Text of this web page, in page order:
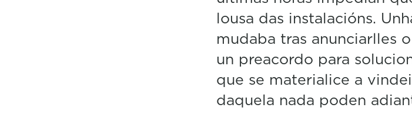
lousa das instalacións.
mudaba tras anunciarlles
un preacordo para
que se materialice a
daquela nada poden